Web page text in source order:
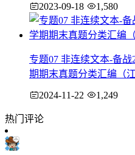
2023-09-18 1,580
专题07 非连续文本-备战
期期末真题分类汇编（江
2024-11-22 1,249
热门评论